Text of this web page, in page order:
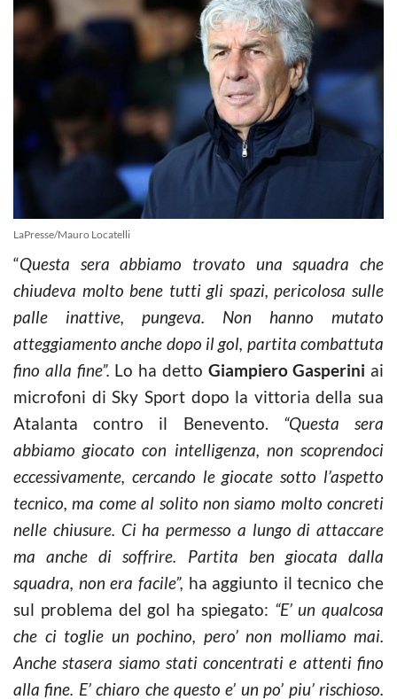
LaPresse/Mauro Locatelli
“Questa sera abbiamo trovato una squadra che
chiudeva molto bene tutti gli spazi, pericolosa sulle
palle inattive, pungeva. Non hanno mutato
atteggiamento anche dopo il gol, partita combattuta
fino alla fine”. Lo ha detto Giampiero Gasperini ai
microfoni di Sky Sport dopo la vittoria della sua
Atalanta contro il Benevento. “Questa sera
abbiamo giocato con intelligenza, non scoprendoci
eccessivamente, cercando le giocate sotto l’aspetto
tecnico, ma come al solito non siamo molto concreti
nelle chiusure. Ci ha permesso a lungo di attaccare
ma anche di soffrire. Partita ben giocata dalla
squadra, non era facile”, ha aggiunto il tecnico che
sul problema del gol ha spiegato: “E’ un qualcosa
che ci toglie un pochino, pero’ non molliamo mai.
Anche stasera siamo stati concentrati e attenti fino
alla fine. E’ chiaro che questo e’ un po’ piu’ rischioso.